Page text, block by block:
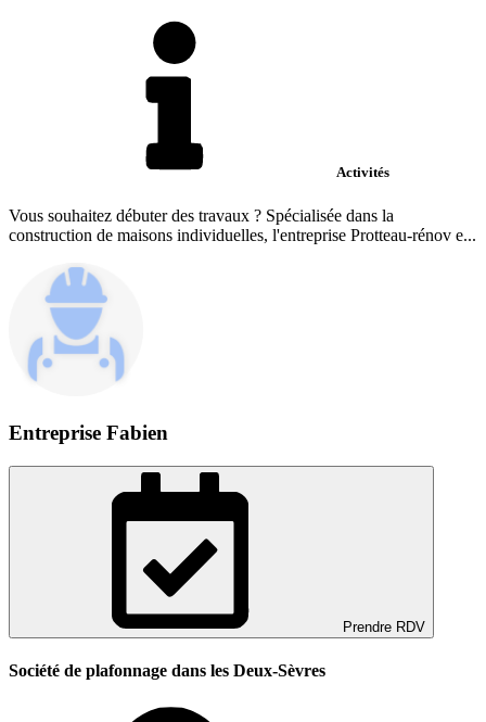
Activités
Vous souhaitez débuter des travaux ? Spécialisée dans la
construction de maisons individuelles, l'entreprise Protteau-rénov e...
Entreprise Fabien
Prendre RDV
Société de plafonnage dans les Deux-Sèvres